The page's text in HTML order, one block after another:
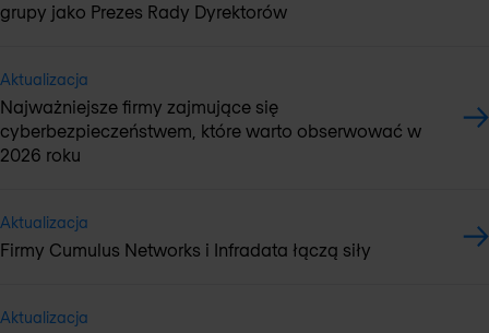
grupy jako Prezes Rady Dyrektorów
Aktualizacja
Najważniejsze firmy zajmujące się
cyberbezpieczeństwem, które warto obserwować w
2026 roku
Aktualizacja
Firmy Cumulus Networks i Infradata łączą siły
Aktualizacja